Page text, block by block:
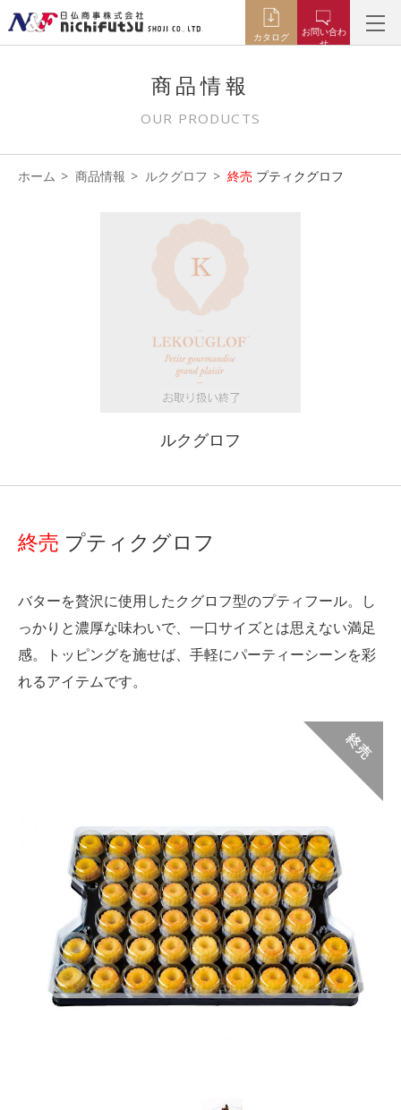
カタログ
お問い合わ
せ
商品情報
OUR PRODUCTS
ホーム 商品情報 ルクグロフ 終売 プティクグロフ
ルクグロフ
終売 プティクグロフ
バターを贅沢に使用したクグロフ型のプティフール。し
っかりと濃厚な味わいで、一口サイズとは思えない満足
感。トッピングを施せば、手軽にパーティーシーンを彩
れるアイテムです。